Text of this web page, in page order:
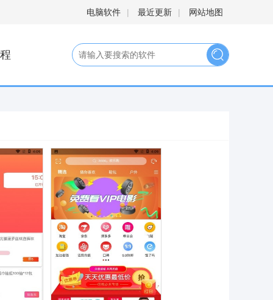
电脑软件 | 最近更新 | 网站地图